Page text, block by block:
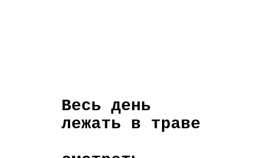
Весь день
лежать в траве